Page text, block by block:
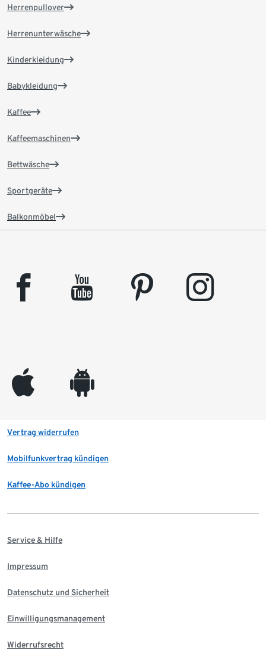
Herrenpullover
Herrenunterwäsche
Kinderkleidung
Babykleidung
Kaffee
Kaffeemaschinen
Bettwäsche
Sportgeräte
Balkonmöbel
facebook youtube pinterest instagram
appleinc android
Vertrag widerrufen
Mobilfunkvertrag kündigen
Kaffee-Abo kündigen
Service & Hilfe
Impressum
Datenschutz und Sicherheit
Einwilligungsmanagement
Widerrufsrecht